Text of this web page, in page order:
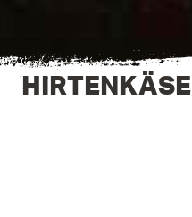
HIRTENKÄSE